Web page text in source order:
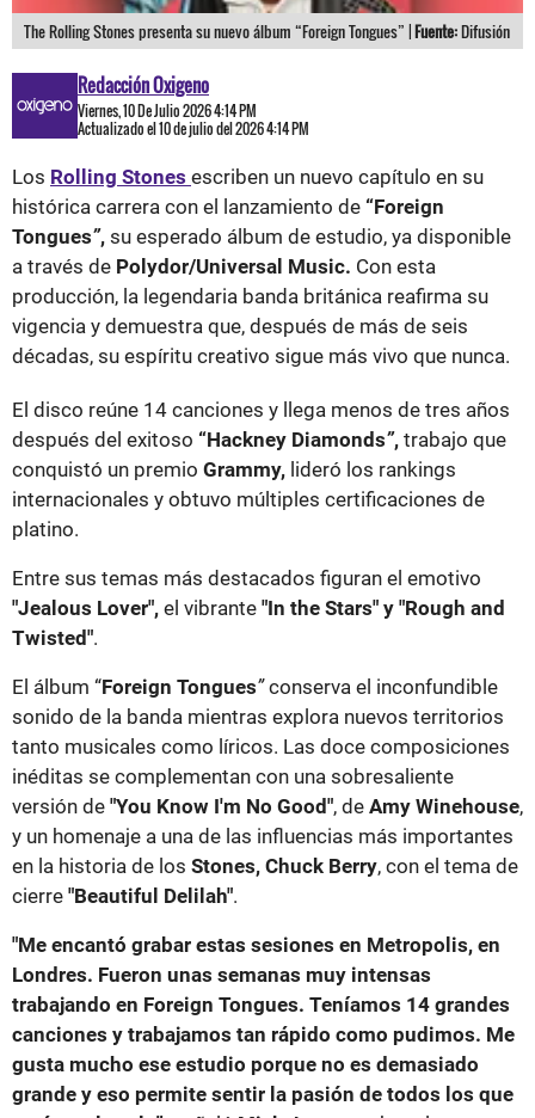
The Rolling Stones presenta su nuevo álbum “Foreign Tongues” |Fuente:Difusión
Redacción Oxigeno
Viernes, 10 De Julio 2026 4:14 PM
Actualizado el 10 de julio del 2026 4:14 PM
Los Rolling Stones escriben un nuevo capítulo en su
histórica carrera con el lanzamiento de “Foreign
Tongues”, su esperado álbum de estudio, ya disponible
a través de Polydor/Universal Music. Con esta
producción, la legendaria banda británica reafirma su
vigencia y demuestra que, después de más de seis
décadas, su espíritu creativo sigue más vivo que nunca.
El disco reúne 14 canciones y llega menos de tres años
después del exitoso “Hackney Diamonds”, trabajo que
conquistó un premio Grammy, lideró los rankings
internacionales y obtuvo múltiples certificaciones de
platino.
Entre sus temas más destacados figuran el emotivo
"Jealous Lover", el vibrante "In the Stars" y "Rough and
Twisted".
El álbum “Foreign Tongues”conserva el inconfundible
sonido de la banda mientras explora nuevos territorios
tanto musicales como líricos. Las doce composiciones
inéditas se complementan con una sobresaliente
versión de "You Know I'm No Good", de Amy Winehouse,
y un homenaje a una de las influencias más importantes
en la historia de los Stones, Chuck Berry, con el tema de
cierre "Beautiful Delilah".
"Me encantó grabar estas sesiones en Metropolis, en
Londres. Fueron unas semanas muy intensas
trabajando en Foreign Tongues. Teníamos 14 grandes
canciones y trabajamos tan rápido como pudimos. Me
gusta mucho ese estudio porque no es demasiado
grande y eso permite sentir la pasión de todos los que